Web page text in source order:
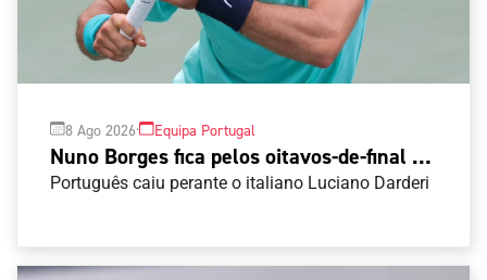
8 Ago 2026· Equipa Portugal
Nuno Borges fica pelos oitavos-de-final no
Masters 1000 de Montreal
Português caiu perante o italiano Luciano Darderi